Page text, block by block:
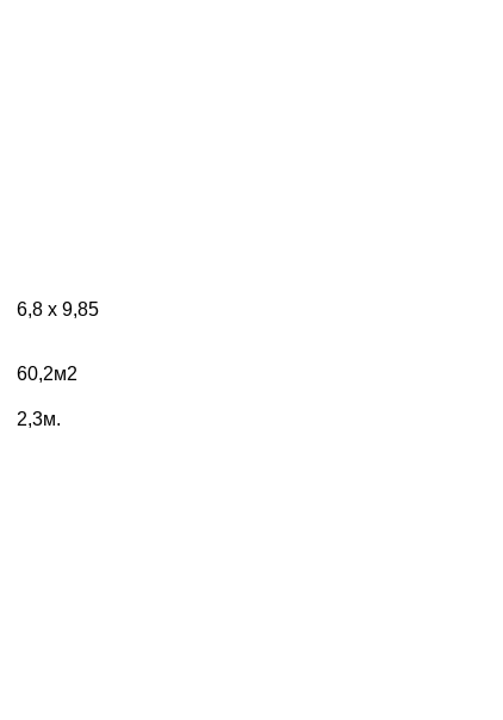
6,8 х 9,85
60,2м2
2,3м.